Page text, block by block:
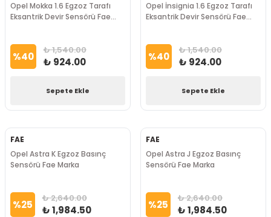
Opel Mokka 1.6 Egzoz Tarafı
Eksantrik Devir Sensörü Fae
%40 ₺ 1,540.00
₺ 924.00
Sepete Ekle
Opel İnsignia 1.6 Egzoz Tarafı
Eksantrik Devir Sensörü Fae
%40 ₺ 1,540.00
₺ 924.00
Sepete Ekle
FAE
Opel Astra K Egzoz Basınç
Sensörü Fae Marka
%25 ₺ 2,640.00
₺ 1,984.50
FAE
Opel Astra J Egzoz Basınç
Sensörü Fae Marka
%25 ₺ 2,640.00
₺ 1,984.50